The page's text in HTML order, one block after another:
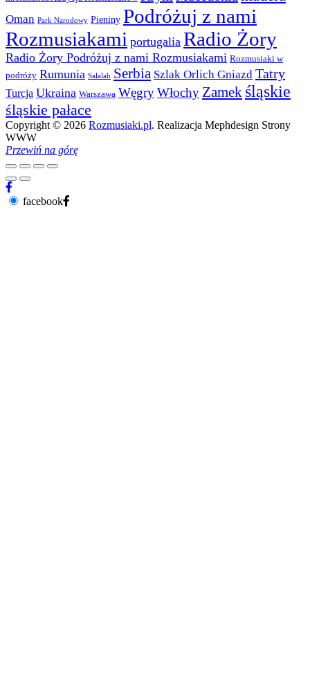
Oman Park Narodowy Pieniny Podróżuj z nami
Rozmusiakami portugalia Radio Żory
Radio Żory Podróżuj z nami Rozmusiakami Rozmusiaki w
podróży Rumunia Salalah Serbia Szlak Orlich Gniazd Tatry
Turcja Ukraina Warszawa WęgryWłochy Zamek śląskie
śląskie pałace
Copyright © 2026 Rozmusiaki.pl. Realizacja Mephdesign Strony
WWW
Przewiń na górę
facebook